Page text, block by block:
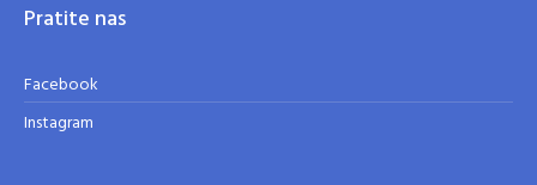
Pratite nas
Facebook
Instagram